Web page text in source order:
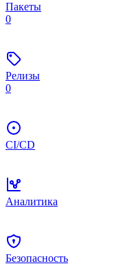
Пакеты
0
Релизы
0
CI/CD
Аналитика
Безопасность